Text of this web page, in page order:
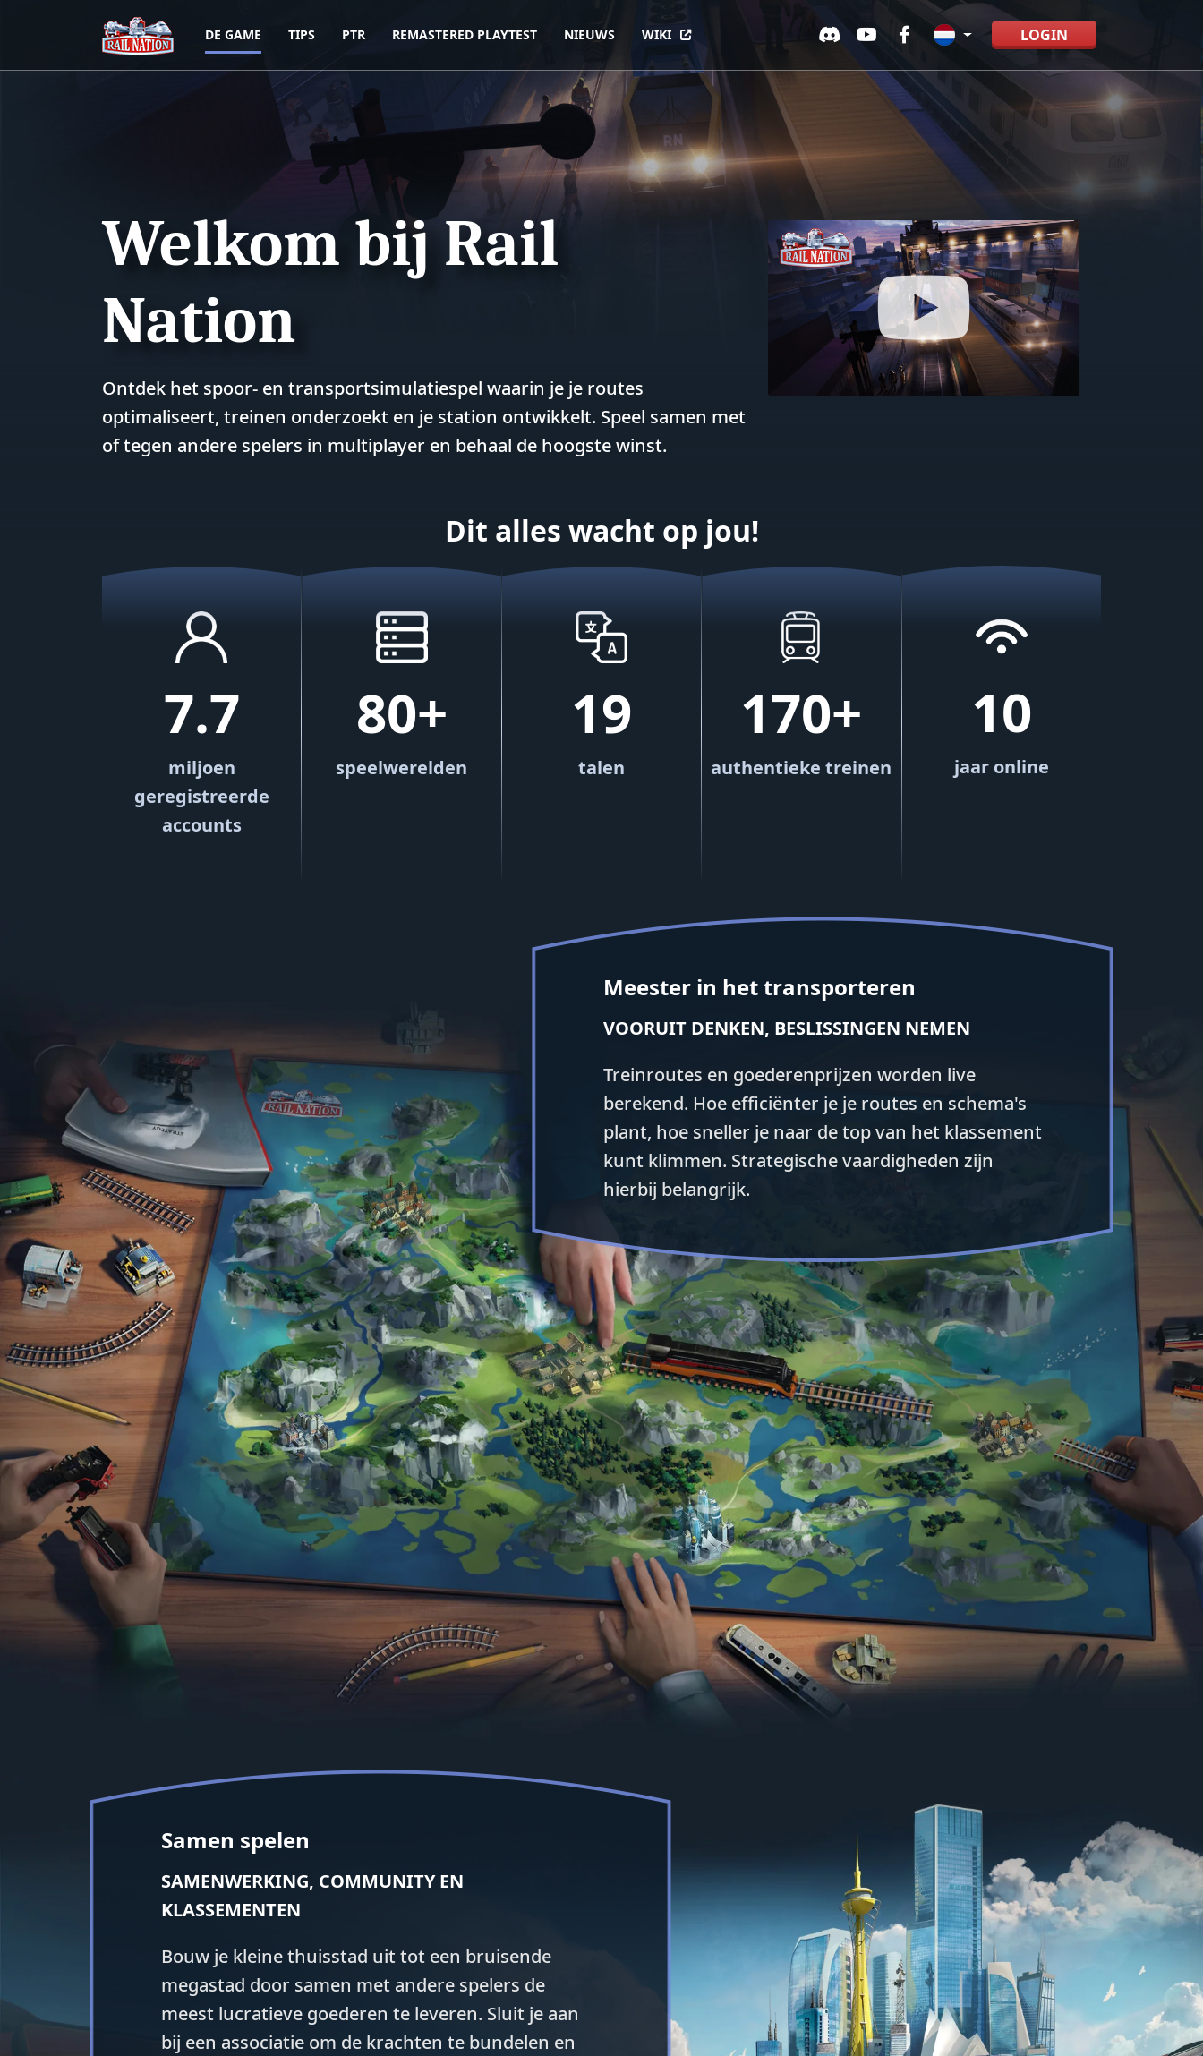
DE GAME TIPS PTR REMASTERED PLAYTEST NIEUWS WIKI LOGIN
Welkom bij Rail
Nation
Ontdek het spoor- en transportsimulatiespel waarin je je routes
optimaliseert, treinen onderzoekt en je station ontwikkelt. Speel samen met
of tegen andere spelers in multiplayer en behaal de hoogste winst.
Dit alles wacht op jou!
7.7
miljoen
geregistreerde
accounts
80+
speelwerelden
19
talen
170+
authentieke treinen
10
jaar online
Meester in het transporteren
VOORUIT DENKEN, BESLISSINGEN NEMEN
Treinroutes en goederenprijzen worden live
berekend. Hoe efficiënter je je routes en schema's
plant, hoe sneller je naar de top van het klassement
kunt klimmen. Strategische vaardigheden zijn
hierbij belangrijk.
Samen spelen
SAMENWERKING, COMMUNITY EN
KLASSEMENTEN
Bouw je kleine thuisstad uit tot een bruisende
megastad door samen met andere spelers de
meest lucratieve goederen te leveren. Sluit je aan
bij een associatie om de krachten te bundelen en